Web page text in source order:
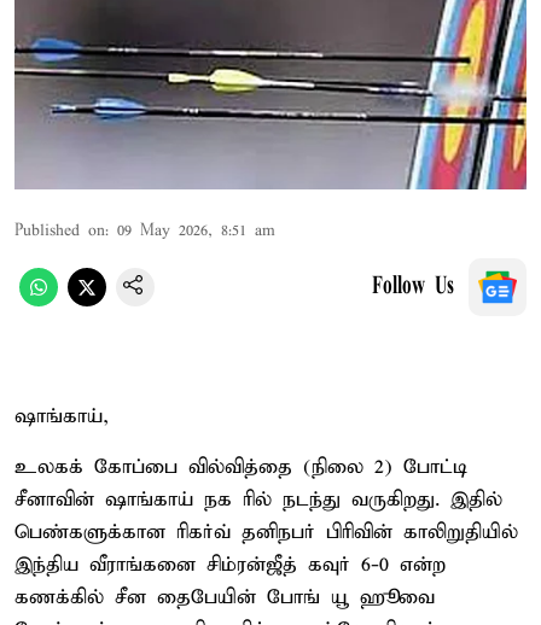
Published on: 09 May 2026, 8:51 am
Follow Us
ஷாங்காய்,
உலகக் கோப்பை வில்வித்தை (நிலை 2) போட்டி
சீனாவின் ஷாங்காய் நக ரில் நடந்து வருகிறது. இதில்
பெண்களுக்கான ரிகர்வ் தனிநபர் பிரிவின் காலிறுதியில்
இந்திய வீராங்கனை சிம்ரன்ஜீத் கவுர் 6-0 என்ற
கணக்கில் சீன தைபேயின் போங் யூ ஹூவை